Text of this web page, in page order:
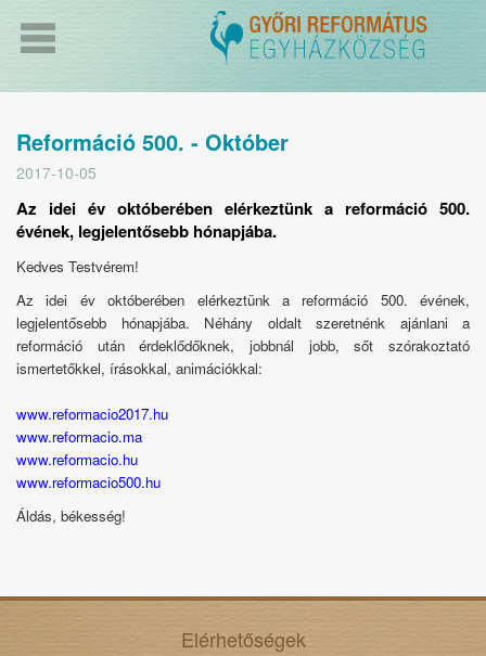
Reformáció 500. - Október
2017-10-05
Az idei év októberében elérkeztünk a reformáció 500.
évének, legjelentősebb hónapjába.
Kedves Testvérem!
Az idei év októberében elérkeztünk a reformáció 500. évének,
legjelentősebb hónapjába. Néhány oldalt szeretnénk ajánlani a
reformáció után érdeklődőknek, jobbnál jobb, sőt szórakoztató
ismertetőkkel, írásokkal, animációkkal:
www.reformacio2017.hu
www.reformacio.ma
www.reformacio.hu
www.reformacio500.hu
Áldás, békesség!
Elérhetőségek